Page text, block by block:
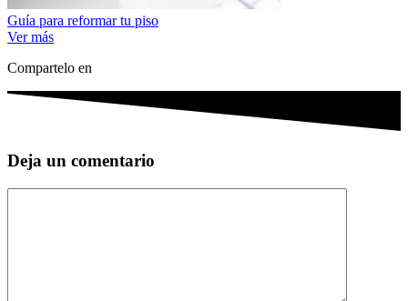
Guía para reformar tu piso
Ver más
Compartelo en
Deja un comentario